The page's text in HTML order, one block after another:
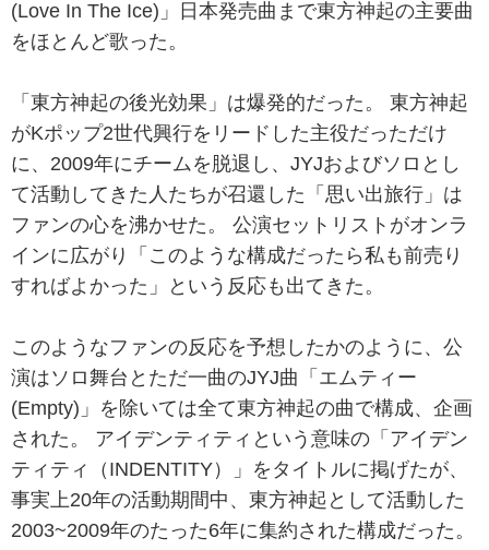
(Love In The Ice)」日本発売曲まで東方神起の主要曲
をほとんど歌った。
「東方神起の後光効果」は爆発的だった。 東方神起
がKポップ2世代興行をリードした主役だっただけ
に、2009年にチームを脱退し、JYJおよびソロとし
て活動してきた人たちが召還した「思い出旅行」は
ファンの心を沸かせた。 公演セットリストがオンラ
インに広がり「このような構成だったら私も前売り
すればよかった」という反応も出てきた。
このようなファンの反応を予想したかのように、公
演はソロ舞台とただ一曲のJYJ曲「エムティー
(Empty)」を除いては全て東方神起の曲で構成、企画
された。 アイデンティティという意味の「アイデン
ティティ（INDENTITY）」をタイトルに掲げたが、
事実上20年の活動期間中、東方神起として活動した
2003~2009年のたった6年に集約された構成だった。